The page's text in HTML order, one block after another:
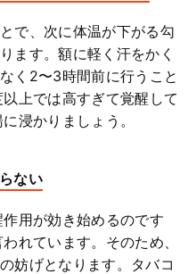
で、次に体温が下がる勾
ます。額に軽く汗をかく
く2〜3時間前に行うこと
上では高すぎて覚醒して
浸かりましょう。
ない
用が効き始めるのです
れています。そのため、
妨げとなります。タバコ